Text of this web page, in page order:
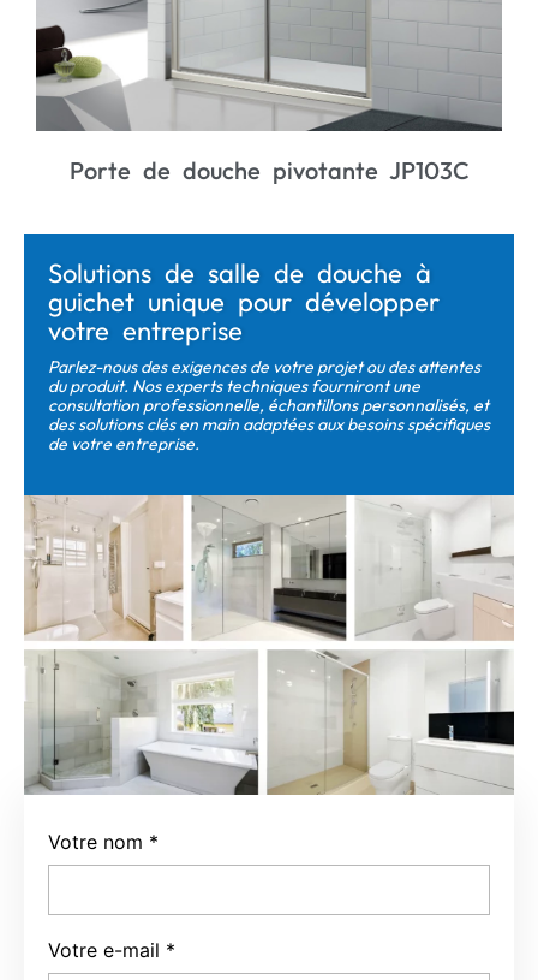
Porte de douche pivotante JP103C
Solutions de salle de douche à
guichet unique pour développer
votre entreprise
Parlez-nous des exigences de votre projet ou des attentes
du produit. Nos experts techniques fourniront une
consultation professionnelle, échantillons personnalisés, et
des solutions clés en main adaptées aux besoins spécifiques
de votre entreprise.
Votre nom *
Votre e-mail *